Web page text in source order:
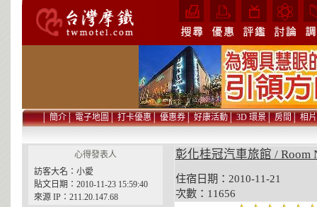
│簡介│電子地圖│打卡優惠│優惠券│好康活動│3D 環景│房間│相片
心得發表人
訪客大名：小愛
貼文日期：2010-11-23 15:59:40
來源 IP：211.20.147.68
彰化桂冠汽車旅館 / Room
住宿日期：2010-11-21
次數：11656